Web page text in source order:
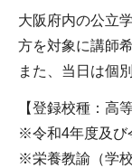
大阪府内の公立
方を対象に講師
また、当日は個
【登録校種：高
※令和4年度及び
※栄養教諭（学